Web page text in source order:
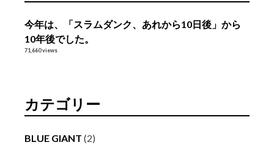
今年は、「スラムダンク、あれから10日後」から
10年後でした。
71,660 views
カテゴリー
BLUE GIANT (2)